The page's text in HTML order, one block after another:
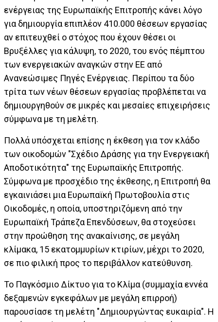
ενέργειας της Ευρωπαϊκής Επιτροπής κάνει λόγο
για δημιουργία επιπλέον 410.000 θέσεων εργασίας
αν επιτευχθεί ο στόχος που έχουν θέσει οι
Βρυξέλλες για κάλυψη, το 2020, του ενός πέμπτου
των ενεργειακών αναγκών στην ΕΕ από
Ανανεώσιμες Πηγές Ενέργειας. Περίπου τα δύο
τρίτα των νέων θέσεων εργασίας προβλέπεται να
δημιουργηθούν σε μικρές και μεσαίες επιχειρήσεις
σύμφωνα με τη μελέτη.
Πολλά υπόσχεται επίσης η έκθεση για τον κλάδο
των οικοδομών "Σχέδιο Δράσης για την Ενεργειακή
Αποδοτικότητα" της Ευρωπαϊκής Επιτροπής.
Σύμφωνα με προσχέδιο της έκθεσης, η Επιτροπή θα
εγκαινιάσει μια Ευρωπαϊκή Πρωτοβουλία στις
Οικοδομές, η οποία, υποστηριζόμενη από την
Ευρωπαϊκή Τράπεζα Επενδύσεων, θα στοχεύσει
στην προώθηση της ανακαίνισης, σε μεγάλη
κλίμακα, 15 εκατομμυρίων κτιρίων, μέχρι το 2020,
σε πιο φιλική προς το περιβάλλον κατεύθυνση.
Το Παγκόσμιο Δίκτυο για το Κλίμα (συμμαχία εννέα
δεξαμενών εγκεφάλων με μεγάλη επιρροή)
παρουσίασε τη μελέτη "Δημιουργώντας ευκαιρία". Η